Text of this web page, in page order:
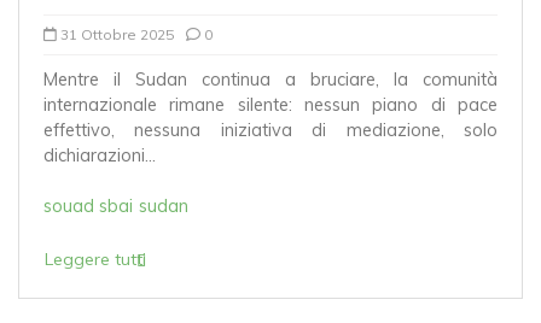
31 Ottobre 2025 0
Mentre il Sudan continua a bruciare, la comunità
internazionale rimane silente: nessun piano di pace
effettivo, nessuna iniziativa di mediazione, solo
dichiarazioni...
souad sbai sudan
Leggere tutti